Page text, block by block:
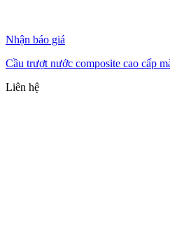
Nhận báo giá
Cầu trượt nước composite cao cấp
Liên hệ